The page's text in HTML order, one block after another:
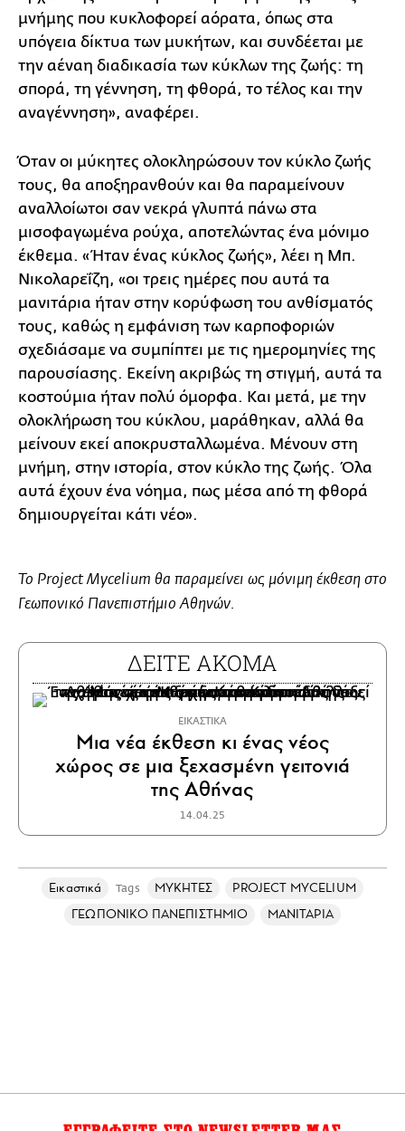
μνήμης που κυκλοφορεί αόρατα, όπως στα
υπόγεια δίκτυα των μυκήτων, και συνδέεται με
την αέναη διαδικασία των κύκλων της ζωής: τη
σπορά, τη γέννηση, τη φθορά, το τέλος και την
αναγέννηση», αναφέρει.
Όταν οι μύκητες ολοκληρώσουν τον κύκλο ζωής
τους, θα αποξηρανθούν και θα παραμείνουν
αναλλοίωτοι σαν νεκρά γλυπτά πάνω στα
μισοφαγωμένα ρούχα, αποτελώντας ένα μόνιμο
έκθεμα. «Ήταν ένας κύκλος ζωής», λέει η Μπ.
Νικολαρεΐζη, «οι τρεις ημέρες που αυτά τα
μανιτάρια ήταν στην κορύφωση του ανθίσματός
τους, καθώς η εμφάνιση των καρποφοριών
σχεδιάσαμε να συμπίπτει με τις ημερομηνίες της
παρουσίασης. Εκείνη ακριβώς τη στιγμή, αυτά τα
κοστούμια ήταν πολύ όμορφα. Και μετά, με την
ολοκλήρωση του κύκλου, μαράθηκαν, αλλά θα
μείνουν εκεί αποκρυσταλλωμένα. Μένουν στη
μνήμη, στην ιστορία, στον κύκλο της ζωής. Όλα
αυτά έχουν ένα νόημα, πως μέσα από τη φθορά
δημιουργείται κάτι νέο».
Το Project Mycelium θα παραμείνει ως μόνιμη έκθεση στο
Γεωπονικό Πανεπιστήμιο Αθηνών.
ΔΕΙΤΕ ΑΚΟΜΑ
ΕΙΚΑΣΤΙΚΑ
Μια νέα έκθεση κι ένας νέος
χώρος σε μια ξεχασμένη γειτονιά
της Αθήνας
14.04.25
Εικαστικά Tags ΜΥΚΗΤΕΣ
PROJECT MYCELIUM
ΓΕΩΠΟΝΙΚΟ ΠΑΝΕΠΙΣΤΗΜΙΟ
ΜΑΝΙΤΑΡΙΑ